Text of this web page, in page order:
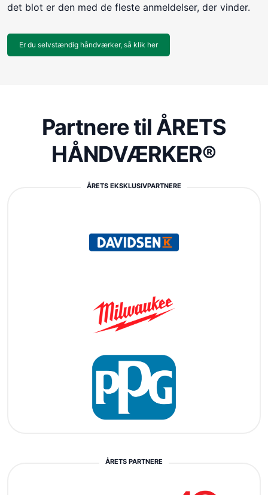
det blot er den med de fleste anmeldelser, der vinder.
Er du selvstændig håndværker, så klik her
Partnere til ÅRETS
HÅNDVÆRKER®
ÅRETS EKSKLUSIVPARTNERE
ÅRETS PARTNERE